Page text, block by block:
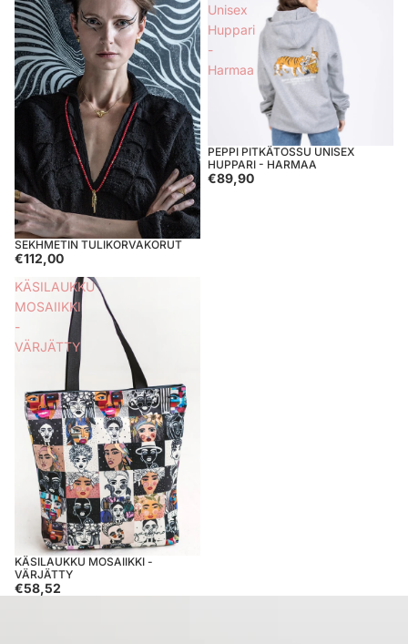
SEKHMETIN TULIKORVAKORUT
€112,00
Unisex
Huppari
-
Harmaa
PEPPI PITKÄTOSSU UNISEX
HUPPARI - HARMAA
€89,90
KÄSILAUKKU
MOSAIIKKI
-
VÄRJÄTTY
KÄSILAUKKU MOSAIIKKI -
VÄRJÄTTY
€58,52